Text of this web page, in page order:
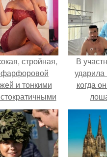
стройная,
и тонкими
эль
так, будто
с полотна
художника.
В
когда